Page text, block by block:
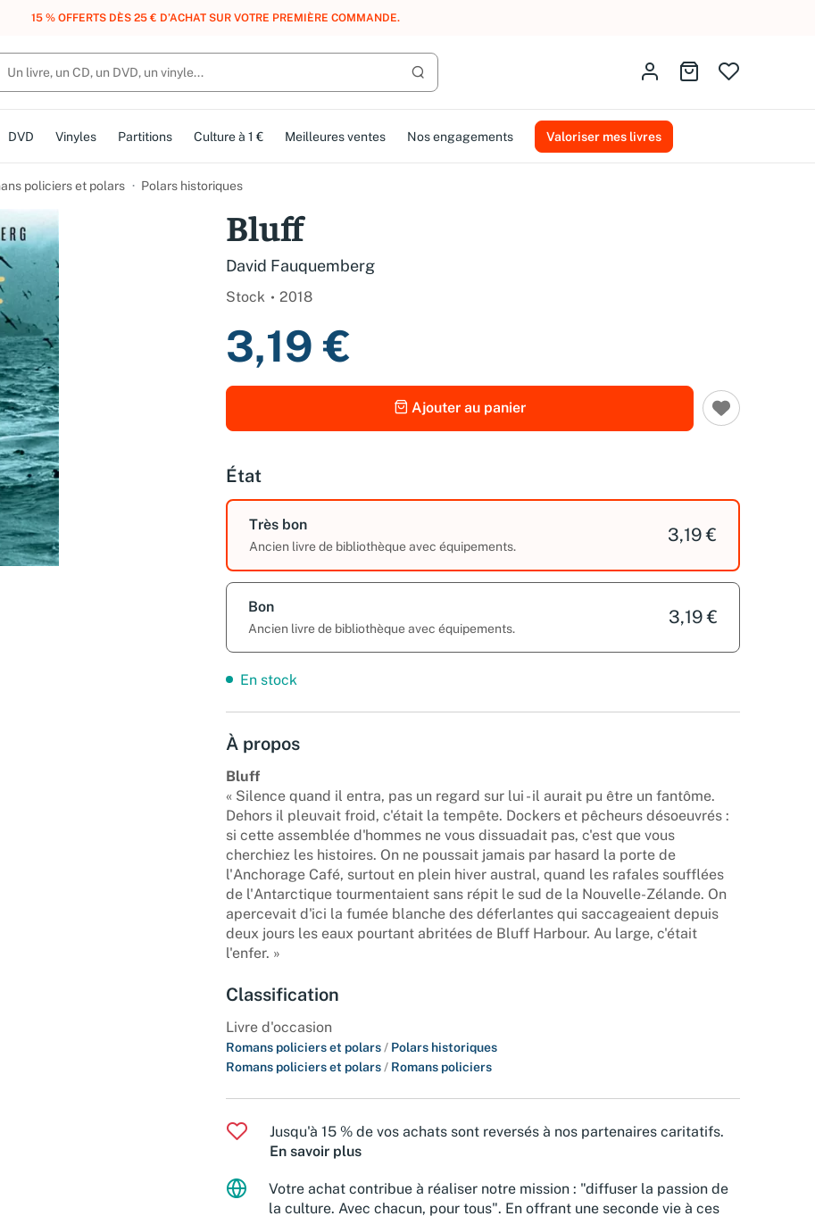
DES POINTS, DES RÉCOMPENSES :REJOIGNEZ GRATUITEMENT LE CLUB AMMAREAL.
Lancer la recherche
Identifiez-vousAller au panier
DVD Vinyles Partitions Culture à 1 € Meilleures ventes Nos engagements Valoriser mes livres
policiers et polars Polars historiques
Bluff
David Fauquemberg
Stock 2018
3,19 €
Ajouter au panier
État
Très bon
Ancien livre de bibliothèque avec équipements.
3,19 €
Bon
Ancien livre de bibliothèque avec équipements.
3,19 €
En stock
À propos
Bluff
« Silence quand il entra, pas un regard sur lui - il aurait pu être un fantôme.
Dehors il pleuvait froid, c'était la tempête. Dockers et pêcheurs désoeuvrés :
si cette assemblée d'hommes ne vous dissuadait pas, c'est que vous
cherchiez les histoires. On ne poussait jamais par hasard la porte de
l'Anchorage Café, surtout en plein hiver austral, quand les rafales soufflées
de l'Antarctique tourmentaient sans répit le sud de la Nouvelle-Zélande. On
apercevait d'ici la fumée blanche des déferlantes qui saccageaient depuis
deux jours les eaux pourtant abritées de Bluff Harbour. Au large, c'était
l'enfer. »
Classification
Livre d'occasion
Romans policiers et polars / Polars historiques
Romans policiers et polars / Romans policiers
Jusqu'à 15 % de vos achats sont reversés à nos partenaires caritatifs.
En savoir plus
Votre achat contribue à réaliser notre mission : "diffuser la passion de
la culture. Avec chacun, pour tous". En offrant une seconde vie à ces